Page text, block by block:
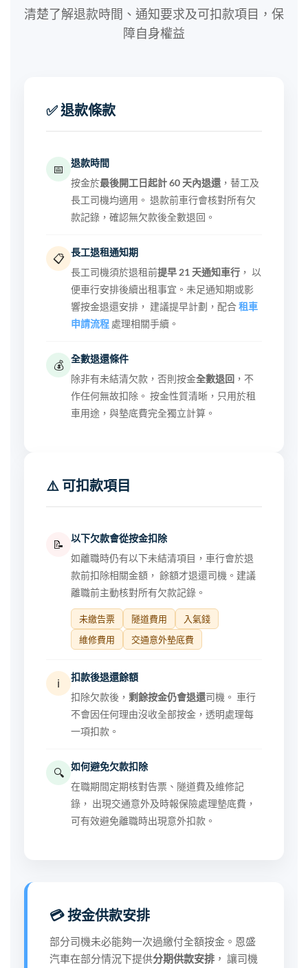
清楚了解退款時間、通知要求及可扣款項目，保
障自身權益
✅ 退款條款
📅
退款時間
按金於最後開工日起計 60 天內退還 ，替工及
長工司機均適用。 退款前車行會核對所有欠
款記錄，確認無欠款後全數退回。
📋 長工退租通知期
長工司機須於退租前提早 21 天通知車行 ， 以
便車行安排後續出租事宜。未足通知期或影
響按金退還安排， 建議提早計劃，配合租車
申請流程 處理相關手續。
💰
全數退還條件
除非有未結清欠款，否則按金全數退回 ，不
作任何無故扣除。 按金性質清晰，只用於租
車用途，與墊底費完全獨立計算。
⚠️ 可扣款項目
📝
以下欠款會從按金扣除
如離職時仍有以下未結清項目，車行會於退
款前扣除相關金額， 餘額才退還司機。建議
離職前主動核對所有欠款記錄。
未繳告票 隧道費用
入氣錢
維修費用
交通意外墊底費
ℹ️
扣款後退還餘額
扣除欠款後， 剩餘按金仍會退還司機。 車行
不會因任何理由沒收全部按金，透明處理每
一項扣款。
🔍
如何避免欠款扣除
在職期間定期核對告票、隧道費及維修記
錄， 出現交通意外及時報保險處理墊底費，
可有效避免離職時出現意外扣款。
💳 按金供款安排
部分司機未必能夠一次過繳付全額按金。恩盛
汽車在部分情況下提供分期供款安排 ， 讓司機